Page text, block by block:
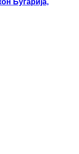
Бугарија,